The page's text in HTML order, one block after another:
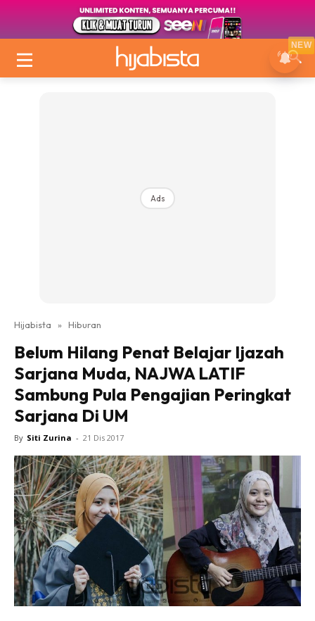
Ads
Hijabista » Hiburan
Belum Hilang Penat Belajar Ijazah
Sarjana Muda, NAJWA LATIF
Sambung Pula Pengajian Peringkat
Sarjana Di UM
By Siti Zurina - 21 Dis 2017
NEW